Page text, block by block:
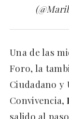
Una de las
Foro, la
Ciudadano y
Convivencia,
salido al